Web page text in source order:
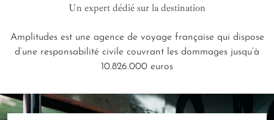
Un expert dédié sur la destination
Amplitudes est une agence de voyage française qui dispose
d’une responsabilité civile couvrant les dommages jusqu’à
10.826.000 euros